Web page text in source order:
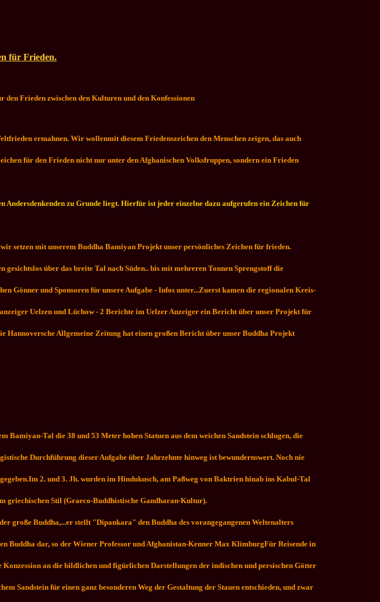
für Frieden.
Frieden zwischen den Kulturen und den Konfessionen
ermahnen. Wir wollenmit diesem Friedenszeichen den Menschen zeigen, das auch
für den Frieden nicht nur unter den Afghanischen Volksfruppen, sondern ein Frieden
Andersdenkenden zu Grunde liegt. Hierfür ist jeder einzelne dazu aufgerufen ein Zeichen für
setzen mit unserem Buddha Bamiyan Projekt unser persönliches Zeichen für frieden.
über das breite Tal nach Süden.. bis mit mehreren Tonnen Sprengstoff die
Gönner und Sponsoren für unsere Aufgabe - Infos unter...Zuerst kamen die regionalen Kreis-
Uelzen und Lüchow - 2 Berichte im Uelzer Anzeiger ein Bericht über unser Projekt für
Allgemeine Zeitung hat einen großen Bericht über unser Buddha Projekt
Bamiyan-Tal die 38 und 53 Meter hohen Statuen aus dem weichen Sandstein schlugen, die
Durchführung dieser Aufgabe über Jahrzehnte hinweg ist bewundernswert. Noch nie
Im 2. und 3. Jh. wurden im Hindukusch, am Paßweg von Baktrien hinab ins Kabul-Tal
griechischen Stil (Graeco-Buddhistische Gandharan-Kultur).
große Buddha,...er stellt "Dipankara" den Buddha des vorangegangenen Weltenalters
dar, so der Wiener Professor und Afghanistan-Kenner Max KlimburgFür Reisende in
Konzession an die bildlichen und figürlichen Darstellungen der indischen und persischen Götter
Sandstein für einen ganz besonderen Weg der Gestaltung der Stauen entschieden, und zwar